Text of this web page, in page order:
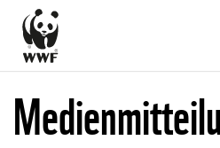
Direkt
zum
Inhalt